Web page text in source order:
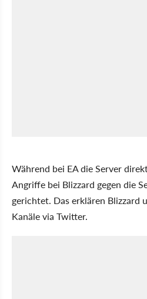
Während bei EA die Server
Angriffe bei Blizzard gegen die
gerichtet. Das erklären Blizzard
Kanäle via Twitter.